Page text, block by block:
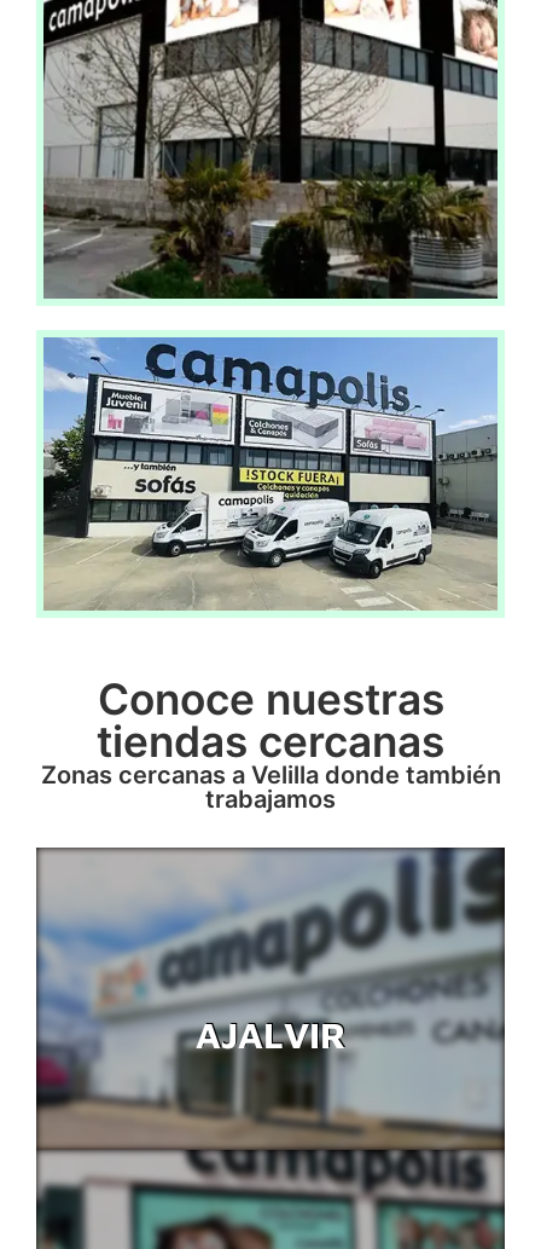
Conoce nuestras
tiendas cercanas
Zonas cercanas a Velilla donde también
trabajamos
AJALVIR